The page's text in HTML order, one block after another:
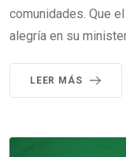
comunidades. Que
alegría en su
LEER MÁS